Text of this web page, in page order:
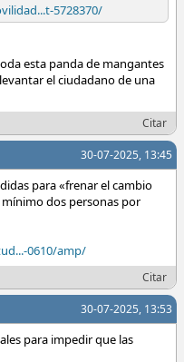
5728370/
esta panda de mangantes
el ciudadano de una
Citar
30-07-2025, 13:45
para «frenar el cambio
dos personas por
0610/amp/
Citar
30-07-2025, 13:53
para impedir que las